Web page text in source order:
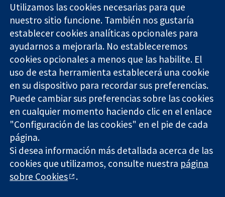
Evidencia fiable.
Decisiones
informadas.
Mejor salud.
11-13 Cavendish
Square
Londres
W1G 0AN
Reino Unido
Contacto
Noticias
Prensa
Sobre
nosotros
Empleo
Cochrane
Library
The Cochrane Collaboration is a charity (no. 1045921) and a
company limited by guarantee (no. 03044323) registered in
England & Wales. VAT registration number GB 718 2127 49.
Copyright © 2026 The Cochrane Collaboration
Utilizamos las cookies necesarias para que
nuestro sitio funcione. También nos gustaría
establecer cookies analíticas opcionales para
ayudarnos a mejorarla. No estableceremos
cookies opcionales a menos que las habilite. El
uso de esta herramienta establecerá una cookie
en su dispositivo para recordar sus preferencias.
Puede cambiar sus preferencias sobre las cookies
en cualquier momento haciendo clic en el enlace
"Configuración de las cookies" en el pie de cada
página.
Si desea información más detallada acerca de las
cookies que utilizamos, consulte nuestra página
sobre Cookies
.